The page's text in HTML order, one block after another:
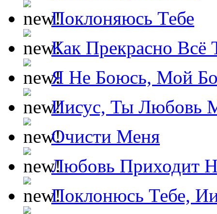
Поклоняюсь Тебе
Как Прекрасно Всё
Я Не Боюсь, Мой
Иисус, Ты Любовь
Очисти Меня
Любовь Приходит
Поклонюсь Тебе,